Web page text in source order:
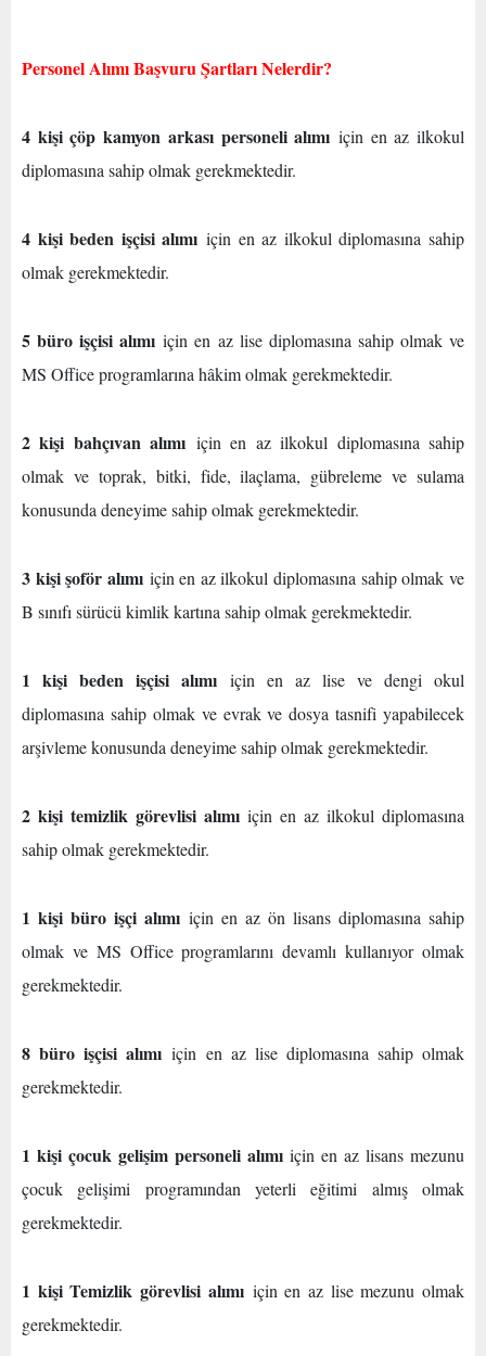
Personel Alımı Başvuru Şartları Nelerdir?
4 kişi çöp kamyon arkası personeli alımı için en az ilkokul
diplomasına sahip olmak gerekmektedir.
4 kişi beden işçisi alımı için en az ilkokul diplomasına sahip
olmak gerekmektedir.
5 büro işçisi alımı için en az lise diplomasına sahip olmak ve
MS Office programlarına hâkim olmak gerekmektedir.
2 kişi bahçıvan alımı için en az ilkokul diplomasına sahip
olmak ve toprak, bitki, fide, ilaçlama, gübreleme ve sulama
konusunda deneyime sahip olmak gerekmektedir.
3 kişi şoför alımıiçin en az ilkokul diplomasına sahip olmak ve
B sınıfı sürücü kimlik kartına sahip olmak gerekmektedir.
1 kişi beden işçisi alımı için en az lise ve dengi okul
diplomasına sahip olmak ve evrak ve dosya tasnifi yapabilecek
arşivleme konusunda deneyime sahip olmak gerekmektedir.
2 kişi temizlik görevlisi alımıiçin en az ilkokul diplomasına
sahip olmak gerekmektedir.
1 kişi büro işçi alımı için en az ön lisans diplomasına sahip
olmak ve MS Office programlarını devamlı kullanıyor olmak
gerekmektedir.
8 büro işçisi alımı için en az lise diplomasına sahip olmak
gerekmektedir.
1 kişi çocuk gelişim personeli alımıiçin en az lisans mezunu
çocuk gelişimi programından yeterli eğitimi almış olmak
gerekmektedir.
1 kişi Temizlik görevlisi alımıiçin en az lise mezunu olmak
gerekmektedir.